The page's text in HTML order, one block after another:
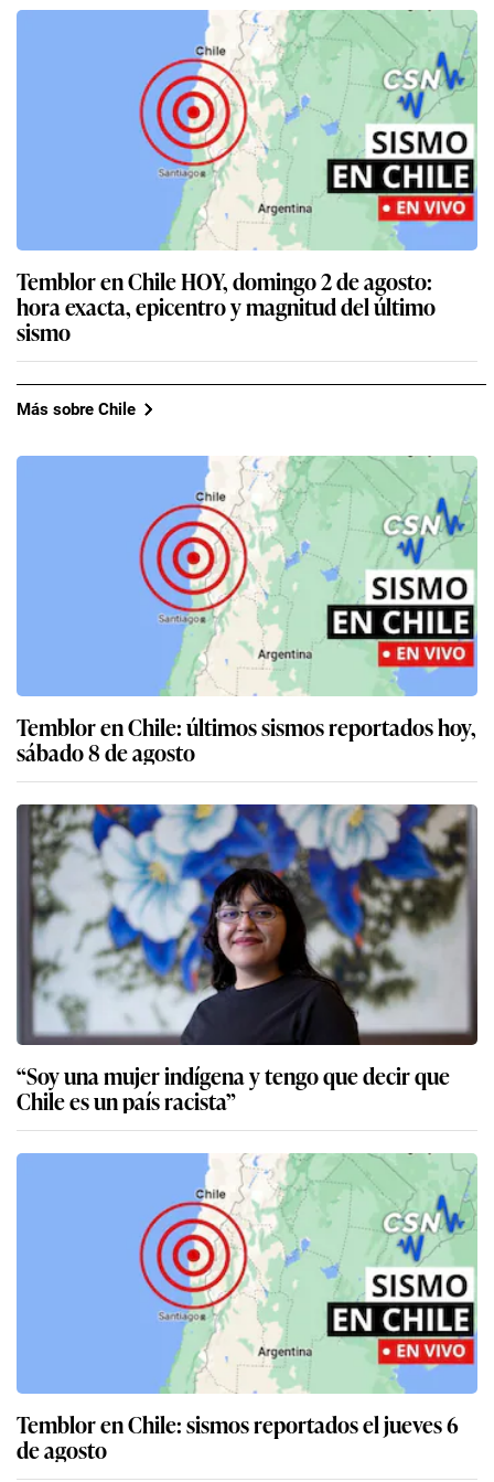
Temblor en Chile HOY, domingo 2 de agosto:
hora exacta, epicentro y magnitud del último
sismo
Más sobre Chile
Temblor en Chile: últimos sismos reportados hoy,
sábado 8 de agosto
“Soy una mujer indígena y tengo que decir que
Chile es un país racista”
Temblor en Chile: sismos reportados el jueves 6
de agosto